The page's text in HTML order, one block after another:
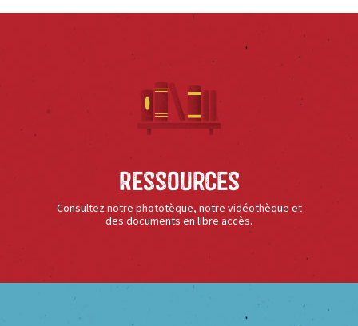
Ressources
Consultez notre phototèque, notre vidéothèque et
des documents en libre accès.